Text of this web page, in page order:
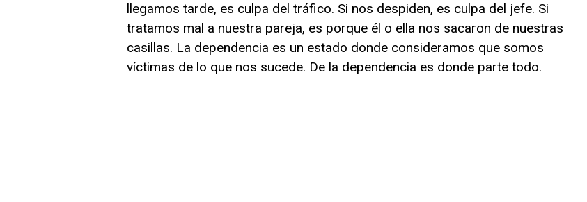
llegamos tarde, es culpa del tráfico. Si nos despiden, es culpa del jefe. Si
tratamos mal a nuestra pareja, es porque él o ella nos sacaron de nuestras
casillas. La dependencia es un estado donde consideramos que somos
víctimas de lo que nos sucede. De la dependencia es donde parte todo.